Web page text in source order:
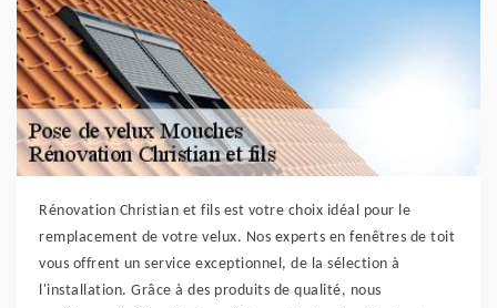
Rénovation Christian et fils est votre choix idéal pour le
remplacement de votre velux. Nos experts en fenêtres de toit
vous offrent un service exceptionnel, de la sélection à
l'installation. Grâce à des produits de qualité, nous